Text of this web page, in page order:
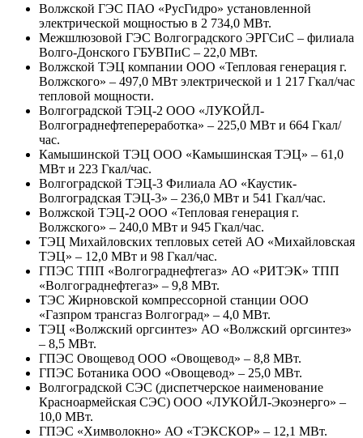
Волжской ГЭС ПАО «РусГидро» установленной
электрической мощностью в 2 734,0 МВт.
Межшлюзовой ГЭС Волгоградского ЭРГСиС – филиала
Волго-Донского ГБУВПиС – 22,0 МВт.
Волжской ТЭЦ компании ООО «Тепловая генерация г.
Волжского» – 497,0 МВт электрической и 1 217 Гкал/час
тепловой мощности.
Волгоградской ТЭЦ-2 ООО «ЛУКОЙЛ-
Волгограднефтепереработка» – 225,0 МВт и 664 Гкал/
час.
Камышинской ТЭЦ ООО «Камышинская ТЭЦ» – 61,0
МВт и 223 Гкал/час.
Волгоградской ТЭЦ-3 Филиала АО «Каустик-
Волгоградская ТЭЦ-3» – 236,0 МВт и 541 Гкал/час.
Волжской ТЭЦ-2 ООО «Тепловая генерация г.
Волжского» – 240,0 МВт и 945 Гкал/час.
ТЭЦ Михайловских тепловых сетей АО «Михайловская
ТЭЦ» – 12,0 МВт и 98 Гкал/час.
ГПЭС ТПП «Волгограднефтегаз» АО «РИТЭК» ТПП
«Волгограднефтегаз» – 9,8 МВт.
ТЭС Жирновской компрессорной станции ООО
«Газпром трансгаз Волгоград» – 4,0 МВт.
ТЭЦ «Волжский оргсинтез» АО «Волжский оргсинтез»
– 8,5 МВт.
ГПЭС Овощевод ООО «Овощевод» – 8,8 МВт.
ГПЭС Ботаника ООО «Овощевод» – 25,0 МВт.
Волгоградской СЭС (диспетчерское наименование
Красноармейская СЭС) ООО «ЛУКОЙЛ-Экоэнерго» –
10,0 МВт.
ГПЭС «Химволокно» АО «ТЭКСКОР» – 12,1 МВт.